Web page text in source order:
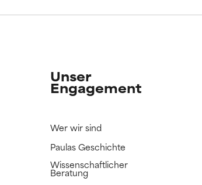
Unser
Engagement
Wer wir sind
Paulas Geschichte
Wissenschaftlicher
Beratung